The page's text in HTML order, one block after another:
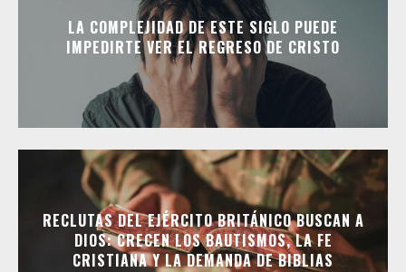
LA COMPLEJIDAD DE ESTE SIGLO PUEDE
IMPEDIRTE VER EL REGRESO DE CRISTO
RECLUTAS DEL EJÉRCITO BRITÁNICO BUSCAN A
DIOS: CRECEN LOS BAUTISMOS, LA FE
CRISTIANA Y LA DEMANDA DE BIBLIAS